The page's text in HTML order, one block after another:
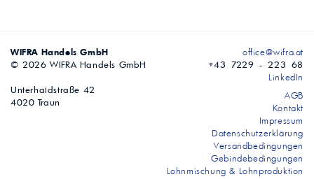
WIFRA Handels GmbH
© 2026 WIFRA Handels GmbH
Unterhaidstraße 42
4020 Traun
office@wifra.at
+43 7229 - 223 68
LinkedIn
AGB
Kontakt
Impressum
Datenschutzerklärung
Versandbedingungen
Gebindebedingungen
Lohnmischung & Lohnproduktion